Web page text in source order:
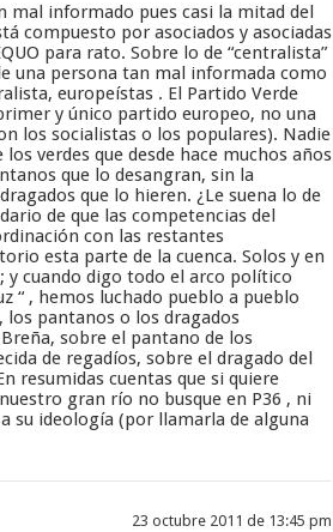
informado pues casi la mitad del
compuesto por asociados y asociadas
para rato. Sobre lo de “centralista”
una persona tan mal informada como
europeístas . El Partido Verde
y único partido europeo, no una
los socialistas o los populares). Nadie
verdes que desde hace muchos años
que lo desangran, sin la
que lo hieren. ¿Le suena lo de
de que las competencias del
con las restantes
esta parte de la cuenca. Solos y en
cuando digo todo el arco político
“ , hemos luchado pueblo a pueblo
pantanos o los dragados
sobre el pantano de los
de regadíos, sobre el dragado del
resumidas cuentas que si quiere
gran río no busque en P36 , ni
su ideología (por llamarla de alguna
23 octubre 2011 de 13:45 pm